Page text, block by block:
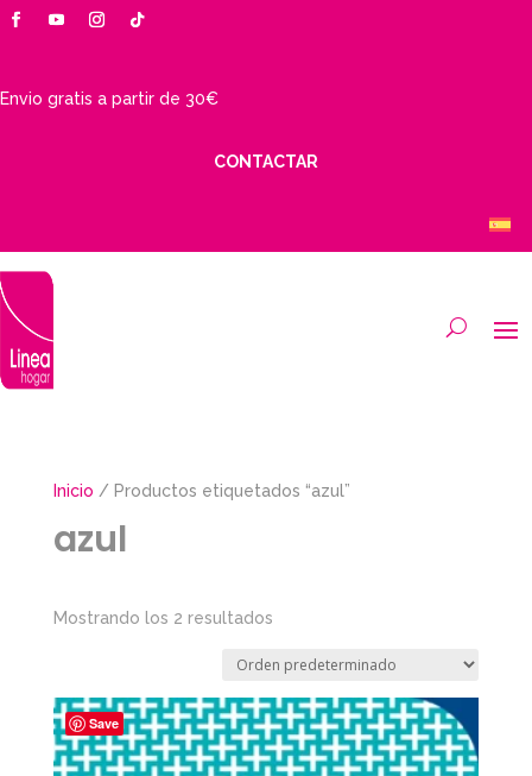
Envio gratis a partir de 30€
CONTACTAR
Inicio / Productos etiquetados “azul”
azul
Mostrando los 2 resultados
Save